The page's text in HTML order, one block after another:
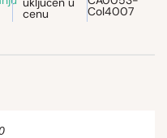
cenu Col4007